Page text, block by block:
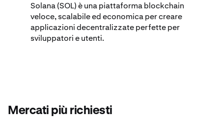
Solana (SOL) è una piattaforma blockchain
veloce, scalabile ed economica per creare
applicazioni decentralizzate perfette per
sviluppatori e utenti.
Mercati più richiesti